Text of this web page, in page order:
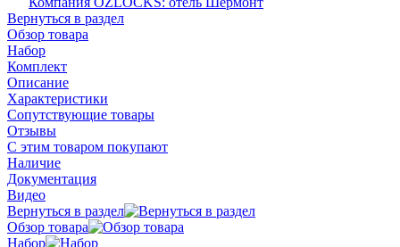
Вернуться в раздел
Обзор товара
Набор
Комплект
Описание
Характеристики
Сопутствующие товары
Отзывы
С этим товаром покупают
Наличие
Документация
Видео
Вернуться в раздел
Обзор товара
Набор